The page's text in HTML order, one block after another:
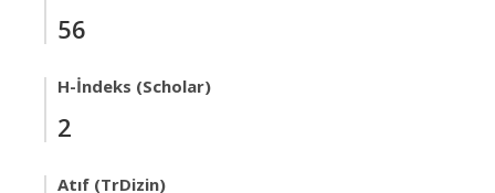
56
H-İndeks (Scholar)
2
Atıf (TrDizin)